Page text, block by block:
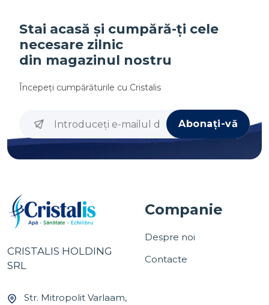
Stai acasă și cumpără-ți cele
necesare zilnic
din magazinul nostru
Începeţi cumpărăturile cu Cristalis
Abonați-vă
CRISTALIS HOLDING
SRL
Str. Mitropolit Varlaam,
Companie
Despre noi
Contacte